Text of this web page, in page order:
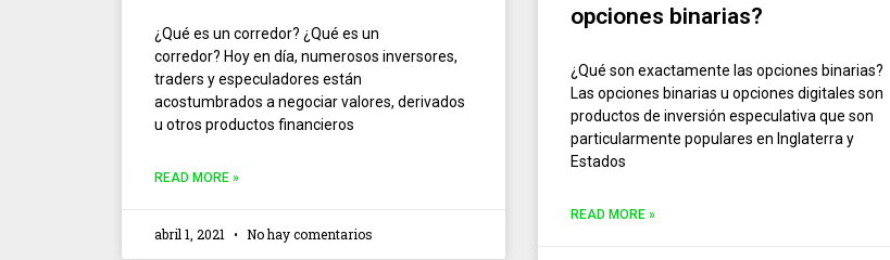
¿Qué es un corredor? ¿Qué es un
corredor? Hoy en día, numerosos inversores,
traders y especuladores están
acostumbrados a negociar valores, derivados
u otros productos financieros
READ MORE »
abril 1, 2021 No hay comentarios
opciones binarias?
¿Qué son exactamente las opciones binarias?
Las opciones binarias u opciones digitales son
productos de inversión especulativa que son
particularmente populares en Inglaterra y
Estados
READ MORE »